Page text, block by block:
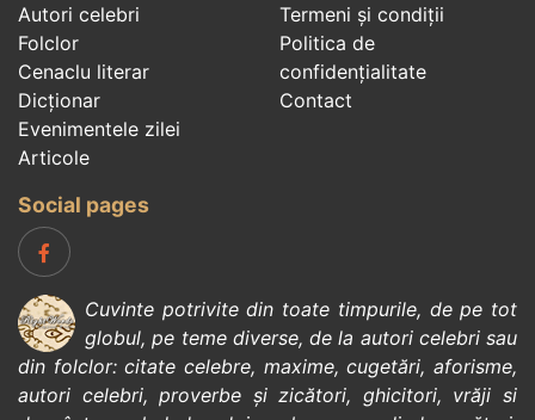
Autori celebri
Folclor
Cenaclu literar
Dicționar
Evenimentele zilei
Articole
Termeni și condiții
Politica de
confidenţialitate
Contact
Social pages
Cuvinte potrivite din toate timpurile, de pe tot
globul, pe teme diverse, de la autori celebrisau
din folclor:citate celebre, maxime,cugetări,aforisme,
autori celebri,proverbe și zicători, ghicitori, vrăji si